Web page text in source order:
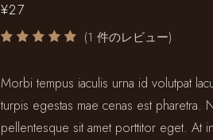
¥27
(1 件のレビュー)
Morbi tempus iaculis urna id volutpat
turpis egestas mae cenas est pharetra.
pellentesque sit amet porttitor eget. At